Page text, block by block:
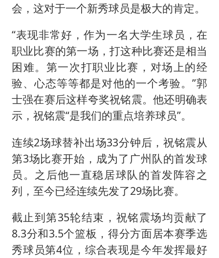
会，这对于一个新秀球员是极大的肯定。
“表现非常好，作为一名大学生球员，在
职业比赛的第一场，打这种比赛还是相当
困难。第一次打职业比赛，对场上的经
验、心态等等都是对他的一个考验。”郭
士强在赛后这样夸奖祝铭震。他还明确表
示，祝铭震“是我们的重点培养球员”。
连续2场球替补出场33分钟后，祝铭震从
第3场比赛开始，成为了广州队的首发球
员。之后他一直稳居球队的首发阵容之
列，至今已经连续先发了29场比赛。
截止到第35轮结束，祝铭震场均贡献了
8.3分和3.5个篮板，得分方面居本赛季选
秀球员第4位，综合表现是今年发挥最好